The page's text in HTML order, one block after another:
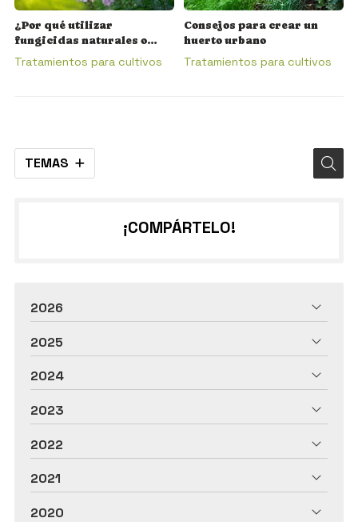
TEMAS
¿Por qué utilizar
fungicidas naturales o
ecológicos?
Tratamientos para cultivos
Consejos para crear un
huerto urbano
Tratamientos para cultivos
¡COMPÁRTELO!
2026
2025
2024
2023
2022
2021
2020